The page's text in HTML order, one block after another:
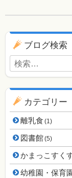
ブログ用
ブログ検索
検索:
カテゴリー
離乳食 (1)
図書館(5)
かまっこすく
幼稚園・保育